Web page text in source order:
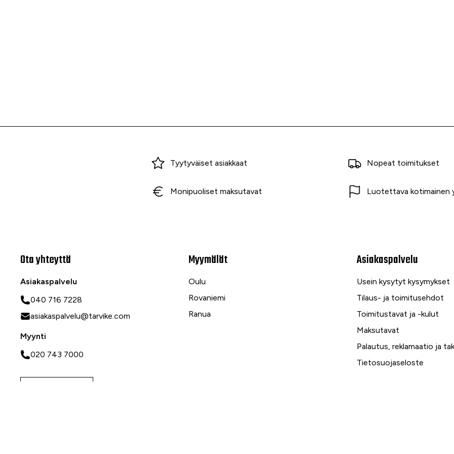
Tyytyväiset asiakkaat Nopeat toimitukset
Monipuoliset maksutavat Luotettava kotimainen
Ota yhteyttä
Asiakaspalvelu
040 716 7228
asiakaspalvelu@tarvike.com
Myynti
020 743 7000
Myymälät
Oulu
Rovaniemi
Ranua
Asiakaspalvelu
Usein kysytyt kysymykset
Tilaus- ja toimitusehdot
Toimitustavat ja -kulut
Maksutavat
Palautus, reklamaatio ja
Tietosuojaseloste